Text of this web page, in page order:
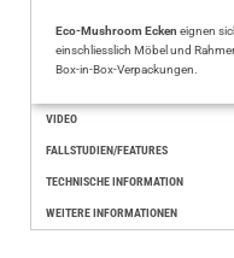
Eco-Mushroom Ecken eignen
einschliesslich Möbel und
Box-in-Box-Verpackungen.
VIDEO
FALLSTUDIEN/FEATURES
TECHNISCHE INFORMATION
WEITERE INFORMATIONEN